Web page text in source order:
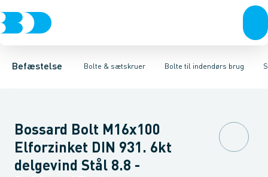
Befæstelse Bolte & sætskruer
Bolte & sætskruerMøtrikkerSkiver SkruerSøm & dykkere
Bolte til indendørs brug
Bolte til udendørs brugBolte til indendørs brugBoltesæt
Stålbolte Sort Stålbolte Elgalvaniseret FZBStålbolte
Bossard Bolt M16x100
Elforzinket DIN 931. 6kt
delgevind Stål 8.8 -